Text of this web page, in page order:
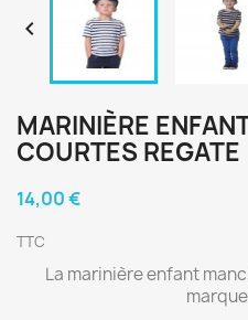

MARINIÈRE
COURTES REGATE
14,00 €
TTC
La marinière enfant